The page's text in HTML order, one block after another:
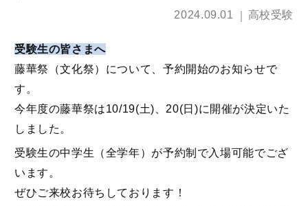
2024.09.01 高校受験
受験生の皆さまへ
藤華祭（文化祭）について、予約開始のお知らせで
す。
今年度の藤華祭は10/19(土)、20(日)に開催が決定いた
しました。
受験生の中学生（全学年）が予約制で入場可能でござ
います。
ぜひご来校お待ちしております！